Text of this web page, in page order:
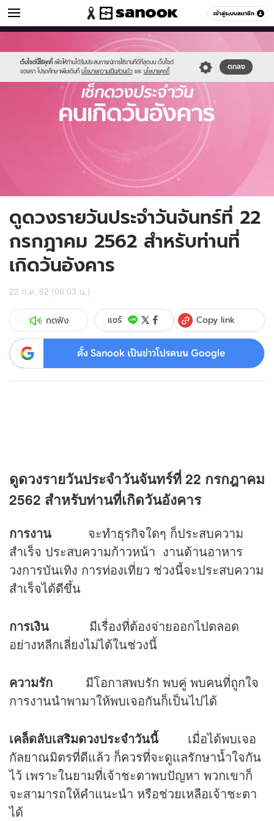
เข้าสู่ระบบสมาชิก
ดูดวง หมวดอื่นๆ
เว็บไซต์นี้ใช้คุกกี้ เพื่อให้ท่านได้รับประสบการณ์การใช้งานที่ดีที่สุดบน เว็บไซต์
ของเรา โปรดศึกษาเพิ่มเติมที่ นโยบายความเป็นส่วนตัว และ นโยบายคุกกี้
ตกลง
//s.isanook.com/sr/0/images/logo-
new-
sanook.png
//s.isanook.com/ho/0/ud/fxd/day/tuesday.jpg
ดูดวงรายวันประจำวันจันทร์ที่ 22
กรกฎาคม 2562 สำหรับท่านที่
เกิดวันอังคาร
22 ก.ค. 62 (00:03 น.)
กดฟัง แชร์ Copy link
ตั้ง Sanook เป็นข่าวโปรดบน Google
ดูดวงรายวันประจำวันจันทร์ที่ 22 กรกฎาคม
2562 สำหรับท่านที่เกิดวันอังคาร
การงาน จะทำธุรกิจใดๆ ก็ประสบความ
สำเร็จ ประสบความก้าวหน้า งานด้านอาหาร
วงการบันเทิง การท่องเที่ยว ช่วงนี้จะประสบความ
สำเร็จได้ดีขึ้น
การเงิน มีเรื่องที่ต้องจ่ายออกไปตลอด
อย่างหลีกเลี่ยงไม่ได้ในช่วงนี้
ความรัก มีโอกาสพบรัก พบคู่ พบคนที่ถูกใจ
การงานนำพามาให้พบเจอกันก็เป็นไปได้
เคล็ดลับเสริมดวงประจำวันนี้ เมื่อได้พบเจอ
กัลยาณมิตรที่ดีแล้ว ก็ควรที่จะดูแลรักษาน้ำใจกัน
ไว้ เพราะในยามที่เจ้าชะตาพบปัญหา พวกเขาก็
จะสามารถให้คำแนะนำ หรือช่วยเหลือเจ้าชะตา
ได้